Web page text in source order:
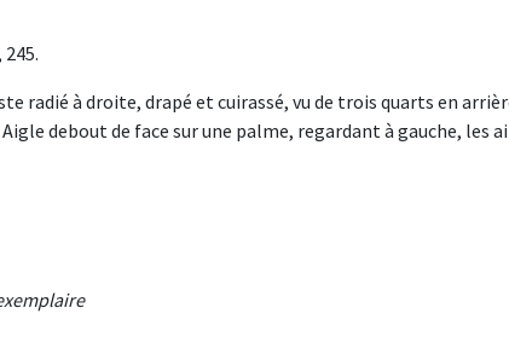
radié à droite, drapé et cuirassé, vu de trois quarts en
Aigle debout de face sur une palme, regardant à gauche,